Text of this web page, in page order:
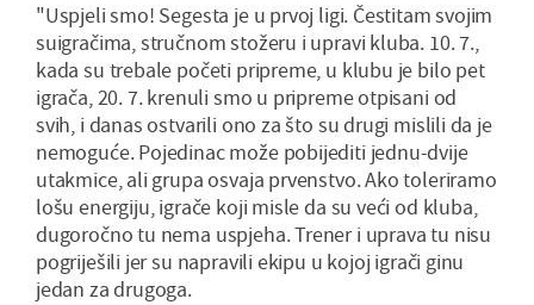
"Uspjeli smo! Segesta je u prvoj ligi. Čestitam svojim
suigračima, stručnom stožeru i upravi kluba. 10. 7.,
kada su trebale početi pripreme, u klubu je bilo pet
igrača, 20. 7. krenuli smo u pripreme otpisani od
svih, i danas ostvarili ono za što su drugi mislili da je
nemoguće. Pojedinac može pobijediti jednu-dvije
utakmice, ali grupa osvaja prvenstvo. Ako toleriramo
lošu energiju, igrače koji misle da su veći od kluba,
dugoročno tu nema uspjeha. Trener i uprava tu nisu
pogriješili jer su napravili ekipu u kojoj igrači ginu
jedan za drugoga.